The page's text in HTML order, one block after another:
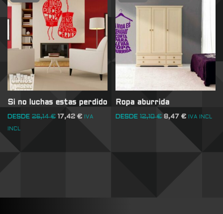
Si no luchas estas perdido
DESDE 26,14€ 17,42 € IVA
INCL
Ropa aburrida
DESDE 12,10€ 8,47€ IVA INCL